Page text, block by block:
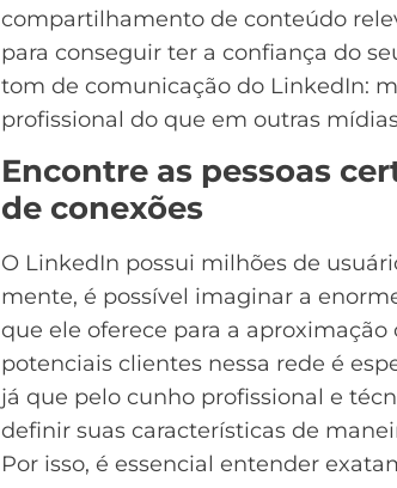
compartilhamento de conteúdo
para conseguir ter a confiança do
tom de comunicação do LinkedIn:
profissional do que em outras
Encontre as pessoas
de conexões
O LinkedIn possui milhões de
mente, é possível imaginar a
que ele oferece para a
potenciais clientes nessa rede é
já que pelo cunho profissional e
definir suas características de
Por isso, é essencial entender